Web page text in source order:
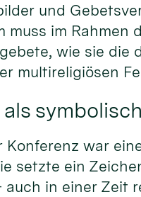
und
muss im Rahmen
wie sie die
multireligiösen
Konferenz war
setzte ein
in einer Zeit